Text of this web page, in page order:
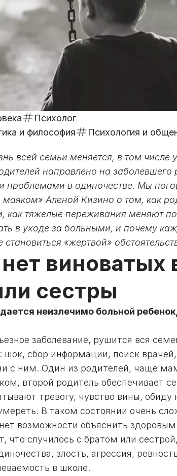
Психолог
и философия Психология и
всей семьи меняется, в том числе
направлено на заболевшего
проблемами в одиночестве. Мы
Аленой Кизино о том, как
как тяжелые переживания меняют
в уходе за больными, и почему
«жертвой»
виноватых
сестры
неизлечимо больной
заболевание, рушится вся
сбор информации, поиск
с ним. Один из родителей, чаще
второй родитель обеспечивает
тревогу, чувство вины, обиду
В таком состоянии очень
возможности объяснить
что случилось с братом или
злость, агрессия,
в школе.